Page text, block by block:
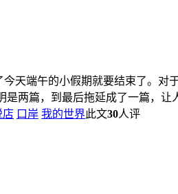
今天端午的小假期就要结束了。对
两篇，到最后拖延成了一篇，让
店 口岸 我的世界此文30人评